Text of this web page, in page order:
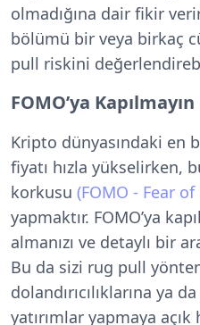
olmadığına dair fikir
bölümü bir veya birkaç
pull riskini
FOMO’ya Kapılmayın
Kripto dünyasındaki en
fiyatı hızla yükselirken,
korkusu (FOMO - Fear
yapmaktır. FOMO’ya
almanızı ve detaylı bir
Bu da sizi rug pull
dolandırıcılıklarına ya
yatırımlar yapmaya